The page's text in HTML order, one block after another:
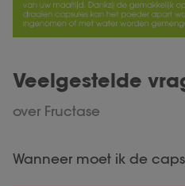
Veelgestelde
over Fructase
Wanneer moet ik de